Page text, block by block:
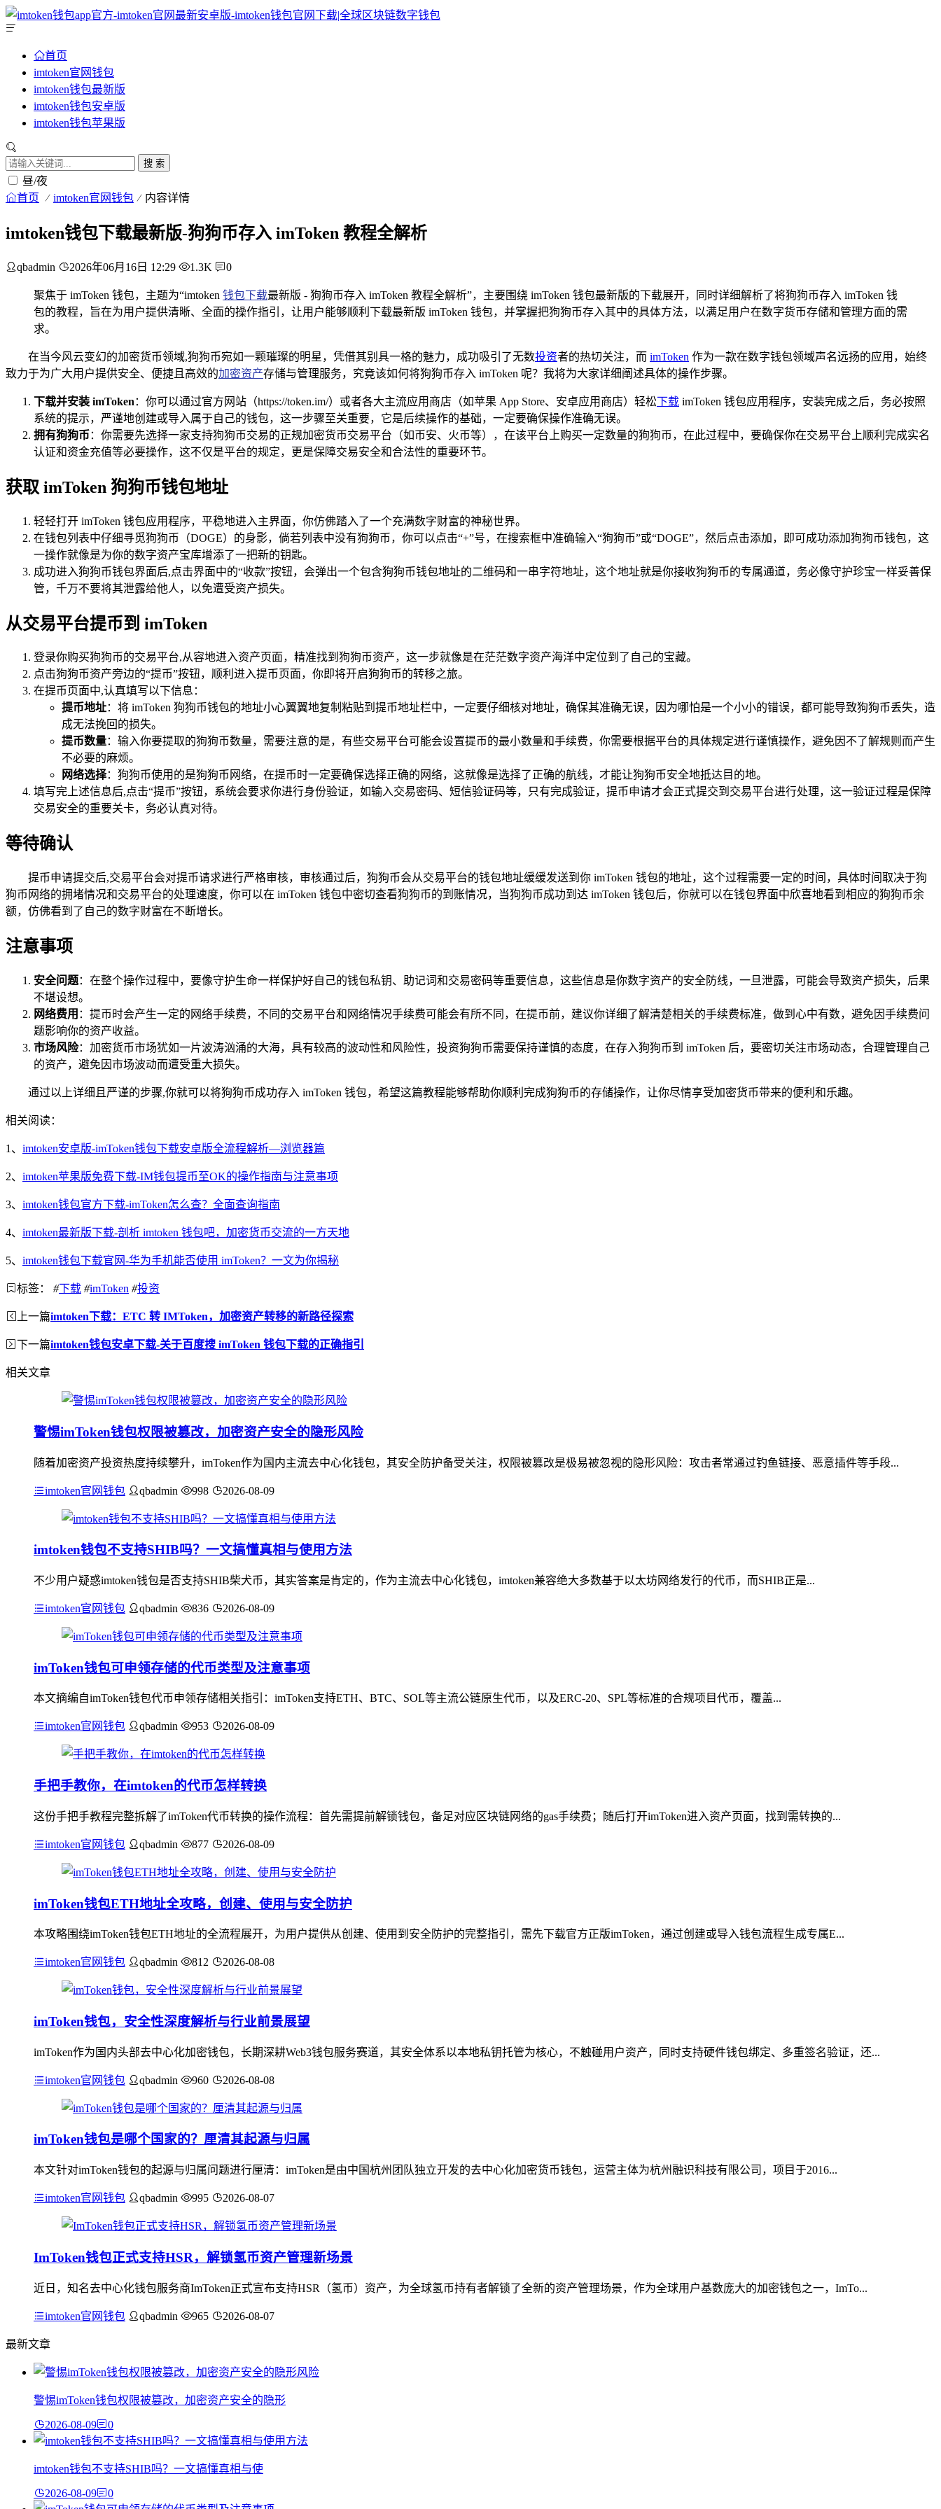
首页
imtoken官网钱包
imtoken钱包最新版
imtoken钱包安卓版
imtoken钱包苹果版
搜 索
昼/夜
首页 imtoken官网钱包 内容详情
imtoken钱包下载最新版-狗狗币存入 imToken 教程全解析
qbadmin 2026年06月16日 12:29 1.3K 0
聚焦于 imToken 钱包，主题为“imtoken 钱包下载最新版 - 狗狗币存入 imToken 教程全解析”，主要围绕 imToken 钱包最新版的下载展开，同时详细解析了将狗狗币存入 imToken 钱
包的教程，旨在为用户提供清晰、全面的操作指引，让用户能够顺利下载最新版 imToken 钱包，并掌握把狗狗币存入其中的具体方法，以满足用户在数字货币存储和管理方面的需
求。
在当今风云变幻的加密货币领域,狗狗币宛如一颗璀璨的明星，凭借其别具一格的魅力，成功吸引了无数投资者的热切关注，而 imToken 作为一款在数字钱包领域声名远扬的应用，始终
致力于为广大用户提供安全、便捷且高效的加密资产存储与管理服务，究竟该如何将狗狗币存入 imToken 呢？我将为大家详细阐述具体的操作步骤。
下载并安装 imToken ：你可以通过官方网站（https://token.im/）或者各大主流应用商店（如苹果 App Store、安卓应用商店）轻松下载 imToken 钱包应用程序，安装完成之后，务必按照
系统的提示，严谨地创建或导入属于自己的钱包，这一步骤至关重要，它是后续操作的基础，一定要确保操作准确无误。
拥有狗狗币 ：你需要先选择一家支持狗狗币交易的正规加密货币交易平台（如币安、火币等），在该平台上购买一定数量的狗狗币，在此过程中，要确保你在交易平台上顺利完成实名
认证和资金充值等必要操作，这不仅是平台的规定，更是保障交易安全和合法性的重要环节。
获取 imToken 狗狗币钱包地址
轻轻打开 imToken 钱包应用程序，平稳地进入主界面，你仿佛踏入了一个充满数字财富的神秘世界。
在钱包列表中仔细寻觅狗狗币（DOGE）的身影，倘若列表中没有狗狗币，你可以点击“+”号，在搜索框中准确输入“狗狗币”或“DOGE”，然后点击添加，即可成功添加狗狗币钱包，这
一操作就像是为你的数字资产宝库增添了一把新的钥匙。
成功进入狗狗币钱包界面后,点击界面中的“收款”按钮，会弹出一个包含狗狗币钱包地址的二维码和一串字符地址，这个地址就是你接收狗狗币的专属通道，务必像守护珍宝一样妥善保
管，千万不要将其泄露给他人，以免遭受资产损失。
从交易平台提币到 imToken
登录你购买狗狗币的交易平台,从容地进入资产页面，精准找到狗狗币资产，这一步就像是在茫茫数字资产海洋中定位到了自己的宝藏。
点击狗狗币资产旁边的“提币”按钮，顺利进入提币页面，你即将开启狗狗币的转移之旅。
在提币页面中,认真填写以下信息：
提币地址：将 imToken 狗狗币钱包的地址小心翼翼地复制粘贴到提币地址栏中，一定要仔细核对地址，确保其准确无误，因为哪怕是一个小小的错误，都可能导致狗狗币丢失，造
成无法挽回的损失。
提币数量：输入你要提取的狗狗币数量，需要注意的是，有些交易平台可能会设置提币的最小数量和手续费，你需要根据平台的具体规定进行谨慎操作，避免因不了解规则而产生
不必要的麻烦。
网络选择：狗狗币使用的是狗狗币网络，在提币时一定要确保选择正确的网络，这就像是选择了正确的航线，才能让狗狗币安全地抵达目的地。
填写完上述信息后,点击“提币”按钮，系统会要求你进行身份验证，如输入交易密码、短信验证码等，只有完成验证，提币申请才会正式提交到交易平台进行处理，这一验证过程是保障
交易安全的重要关卡，务必认真对待。
等待确认
提币申请提交后,交易平台会对提币请求进行严格审核，审核通过后，狗狗币会从交易平台的钱包地址缓缓发送到你 imToken 钱包的地址，这个过程需要一定的时间，具体时间取决于狗
狗币网络的拥堵情况和交易平台的处理速度，你可以在 imToken 钱包中密切查看狗狗币的到账情况，当狗狗币成功到达 imToken 钱包后，你就可以在钱包界面中欣喜地看到相应的狗狗币余
额，仿佛看到了自己的数字财富在不断增长。
注意事项
安全问题：在整个操作过程中，要像守护生命一样保护好自己的钱包私钥、助记词和交易密码等重要信息，这些信息是你数字资产的安全防线，一旦泄露，可能会导致资产损失，后果
不堪设想。
网络费用 ：提币时会产生一定的网络手续费，不同的交易平台和网络情况手续费可能会有所不同，在提币前，建议你详细了解清楚相关的手续费标准，做到心中有数，避免因手续费问
题影响你的资产收益。
市场风险：加密货币市场犹如一片波涛汹涌的大海，具有较高的波动性和风险性，投资狗狗币需要保持谨慎的态度，在存入狗狗币到 imToken 后，要密切关注市场动态，合理管理自己
的资产，避免因市场波动而遭受重大损失。
通过以上详细且严谨的步骤,你就可以将狗狗币成功存入 imToken 钱包，希望这篇教程能够帮助你顺利完成狗狗币的存储操作，让你尽情享受加密货币带来的便利和乐趣。
相关阅读：
1、 imtoken安卓版-imToken钱包下载安卓版全流程解析—浏览器篇
2、 imtoken苹果版免费下载-IM钱包提币至OK的操作指南与注意事项
3、 imtoken钱包官方下载-imToken怎么查？全面查询指南
4、 imtoken最新版下载-剖析 imtoken 钱包吧，加密货币交流的一方天地
5、 imtoken钱包下载官网-华为手机能否使用 imToken？一文为你揭秘
标签： #下载 #imToken #投资
上一篇imtoken下载：ETC 转 IMToken，加密资产转移的新路径探索
下一篇imtoken钱包安卓下载-关于百度搜 imToken 钱包下载的正确指引
相关文章
警惕imToken钱包权限被篡改，加密资产安全的隐形风险
随着加密资产投资热度持续攀升，imToken作为国内主流去中心化钱包，其安全防护备受关注，权限被篡改是极易被忽视的隐形风险：攻击者常通过钓鱼链接、恶意插件等手段...
imtoken官网钱包 qbadmin 998 2026-08-09
imtoken钱包不支持SHIB吗？一文搞懂真相与使用方法
不少用户疑惑imtoken钱包是否支持SHIB柴犬币，其实答案是肯定的，作为主流去中心化钱包，imtoken兼容绝大多数基于以太坊网络发行的代币，而SHIB正是...
imtoken官网钱包 qbadmin 836 2026-08-09
imToken钱包可申领存储的代币类型及注意事项
本文摘编自imToken钱包代币申领存储相关指引：imToken支持ETH、BTC、SOL等主流公链原生代币，以及ERC-20、SPL等标准的合规项目代币，覆盖...
imtoken官网钱包 qbadmin 953 2026-08-09
手把手教你，在imtoken的代币怎样转换
这份手把手教程完整拆解了imToken代币转换的操作流程：首先需提前解锁钱包，备足对应区块链网络的gas手续费；随后打开imToken进入资产页面，找到需转换的...
imtoken官网钱包 qbadmin 877 2026-08-09
imToken钱包ETH地址全攻略，创建、使用与安全防护
本攻略围绕imToken钱包ETH地址的全流程展开，为用户提供从创建、使用到安全防护的完整指引，需先下载官方正版imToken，通过创建或导入钱包流程生成专属E...
imtoken官网钱包 qbadmin 812 2026-08-08
imToken钱包，安全性深度解析与行业前景展望
imToken作为国内头部去中心化加密钱包，长期深耕Web3钱包服务赛道，其安全体系以本地私钥托管为核心，不触碰用户资产，同时支持硬件钱包绑定、多重签名验证，还...
imtoken官网钱包 qbadmin 960 2026-08-08
imToken钱包是哪个国家的？厘清其起源与归属
本文针对imToken钱包的起源与归属问题进行厘清：imToken是由中国杭州团队独立开发的去中心化加密货币钱包，运营主体为杭州融识科技有限公司，项目于2016...
imtoken官网钱包 qbadmin 995 2026-08-07
ImToken钱包正式支持HSR，解锁氢币资产管理新场景
近日，知名去中心化钱包服务商ImToken正式宣布支持HSR（氢币）资产，为全球氢币持有者解锁了全新的资产管理场景，作为全球用户基数庞大的加密钱包之一，ImTo...
imtoken官网钱包 qbadmin 965 2026-08-07
最新文章
警惕imToken钱包权限被篡改，加密资产安全的隐形
2026-08-09 0
imtoken钱包不支持SHIB吗？一文搞懂真相与使
2026-08-09 0